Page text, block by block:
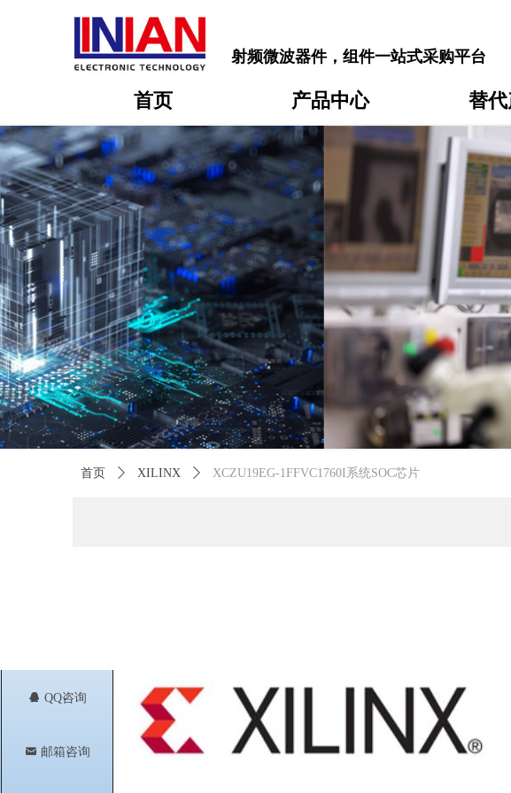
首页 产品中心 替
射频微波器件，组件一站式采购平台
뀩 QQ咨询
낂 邮箱咨询
首页 ꄲ XILINX ꄲ XCZU19EG-1FFVC1760I系统SOC芯片